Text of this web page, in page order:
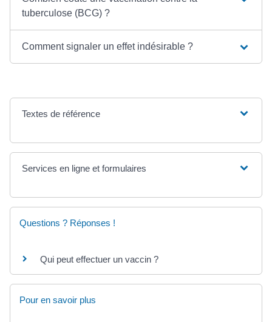
tuberculose (BCG) ?
Comment signaler un effet indésirable ?
Textes de référence
Services en ligne et formulaires
Questions ? Réponses !
Qui peut effectuer un vaccin ?
Pour en savoir plus